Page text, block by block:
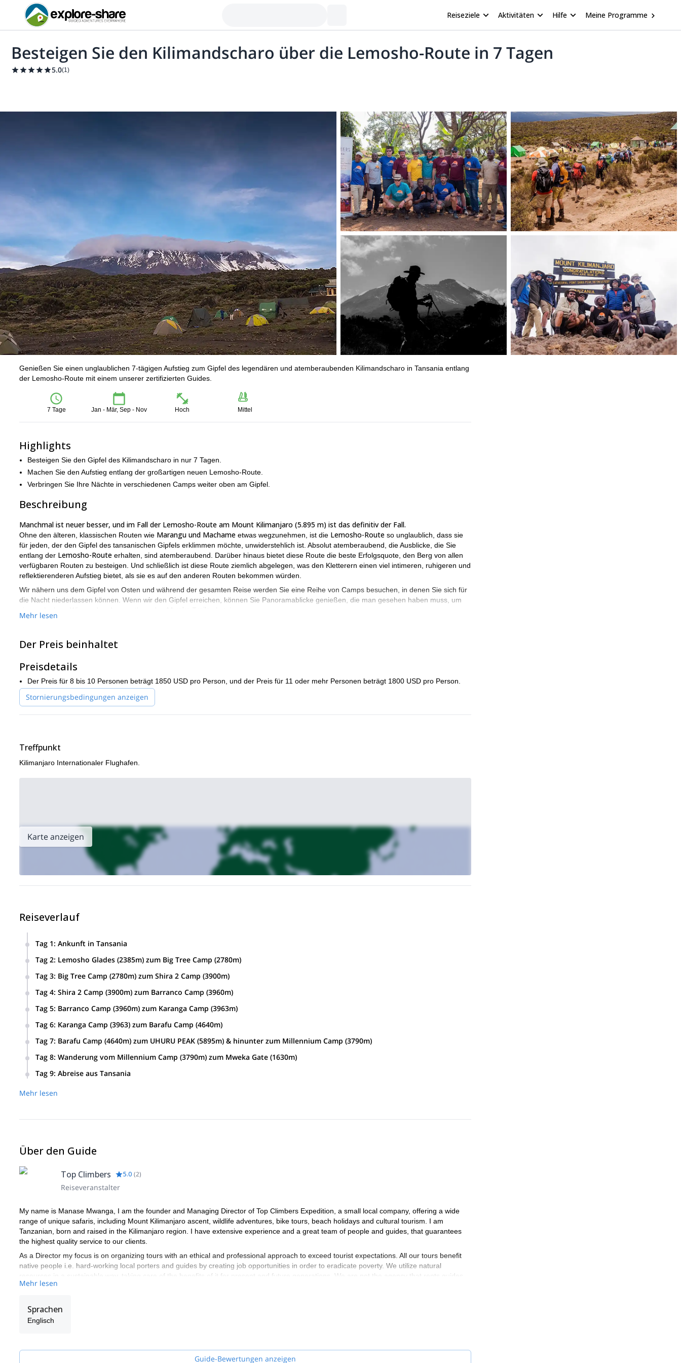
Reiseziele Aktivitäten Hilfe Meine Programme
Besteigen Sie den Kilimandscharo über die Lemosho-Route in 7 Tagen
5.0(1)
Genießen Sie einen unglaublichen 7-tägigen Aufstieg zum Gipfel des legendären und atemberaubenden Kilimandscharo in Tansania entlang
der Lemosho-Route mit einem unserer zertifizierten Guides.
7 Tage Jan - Mär, Sep - Nov Hoch Mittel
Highlights
Besteigen Sie den Gipfel des Kilimandscharo in nur 7 Tagen.
Machen Sie den Aufstieg entlang der großartigen neuen Lemosho-Route.
Verbringen Sie Ihre Nächte in verschiedenen Camps weiter oben am Gipfel.
Beschreibung
Manchmal ist neuer besser, und im Fall der Lemosho-Route am Mount Kilimanjaro (5.895 m) ist das definitiv der Fall.
Ohne den älteren, klassischen Routen wie Marangu und Machame etwas wegzunehmen, ist die Lemosho-Route so unglaublich, dass sie
für jeden, der den Gipfel des tansanischen Gipfels erklimmen möchte, unwiderstehlich ist. Absolut atemberaubend, die Ausblicke, die Sie
entlang der Lemosho-Route erhalten, sind atemberaubend. Darüber hinaus bietet diese Route die beste Erfolgsquote, den Berg von allen
verfügbaren Routen zu besteigen. Und schließlich ist diese Route ziemlich abgelegen, was den Kletterern einen viel intimeren, ruhigeren und
reflektierenderen Aufstieg bietet, als sie es auf den anderen Routen bekommen würden.
Wir nähern uns dem Gipfel von Osten und während der gesamten Reise werden Sie eine Reihe von Camps besuchen, in denen Sie sich für
die Nacht niederlassen können. Wenn wir den Gipfel erreichen, können Sie Panoramablicke genießen, die man gesehen haben muss, um
Den Kilimandscharo entlang der Lemosho-Route zu besteigen, ist die Art von Erfahrung, über die Sie den Rest Ihres Lebens nachdenken
Wir bieten auch eine
Mehr lesen
Der Preis beinhaltet
Preisdetails
Der Preis für 8 bis 10 Personen beträgt 1850 USD pro Person, und der Preis für 11 oder mehr Personen beträgt 1800 USD pro Person.
Stornierungsbedingungen anzeigen
Treffpunkt
Kilimanjaro Internationaler Flughafen.
Karte anzeigen
Reiseverlauf
Tag 1: Ankunft in Tansania
Tag 2: Lemosho Glades (2385m) zum Big Tree Camp (2780m)
Tag 3: Big Tree Camp (2780m) zum Shira 2 Camp (3900m)
Tag 4: Shira 2 Camp (3900m) zum Barranco Camp (3960m)
Tag 5: Barranco Camp (3960m) zum Karanga Camp (3963m)
Tag 6: Karanga Camp (3963) zum Barafu Camp (4640m)
Tag 7: Barafu Camp (4640m) zum UHURU PEAK (5895m) & hinunter zum Millennium Camp (3790m)
Tag 8: Wanderung vom Millennium Camp (3790m) zum Mweka Gate (1630m)
Tag 9: Abreise aus Tansania
Mehr lesen
Über den Guide
Top Climbers 5.0 (2)
Reiseveranstalter
My name is Manase Mwanga, I am the founder and Managing Director of Top Climbers Expedition, a small local company, offering a wide
range of unique safaris, including Mount Kilimanjaro ascent, wildlife adventures, bike tours, beach holidays and cultural tourism. I am
Tanzanian, born and raised in the Kilimanjaro region. I have extensive experience and a great team of people and guides, that guarantees
the highest quality service to our clients.
As a Director my focus is on organizing tours with an ethical and professional approach to exceed tourist expectations. All our tours benefit
native people i.e. hard-working local porters and guides by creating job opportunities in order to eradicate poverty. We utilize natural
resources in a sustainable way, taking care of the benefits of it for present and future generations. We are not the agency that rents guides.
WE are the guides and we always take care of your satisfaction.
Mehr lesen
Sprachen
Englisch
Guide-Bewertungen anzeigen